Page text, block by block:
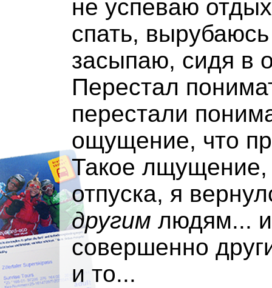
не успеваю
спать,
засыпаю, сидя в
Перестал
перестали
ощущение, что
Такое лщущение,
отпуска, я
другим людям...
совершенно
и то...